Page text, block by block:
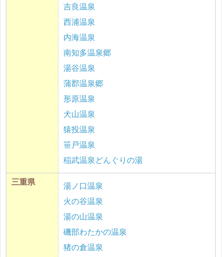
吉良温泉
西浦温泉
内海温泉
南知多温泉郷
湯谷温泉
蒲郡温泉郷
形原温泉
犬山温泉
猿投温泉
笹戸温泉
稲武温泉どんぐりの湯
三重県
湯ノ口温泉
火の谷温泉
湯の山温泉
磯部わたかの温泉
猪の倉温泉